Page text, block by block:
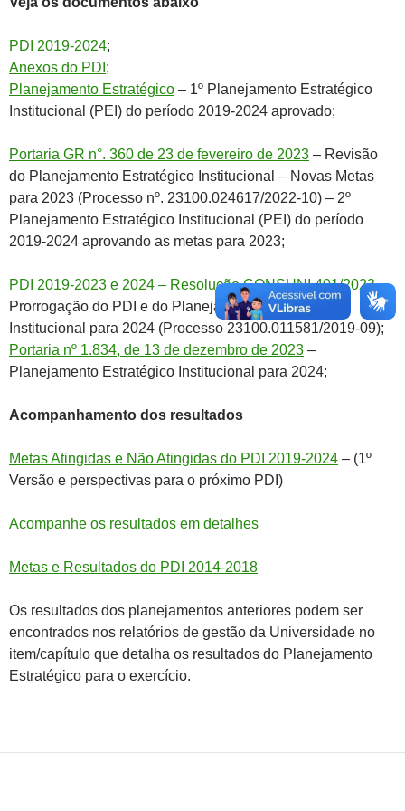
PDI 2019-2024;
Anexos do PDI ;
Planejamento Estratégico – 1º Planejamento Estratégico
Institucional (PEI) do período 2019-2024 aprovado;
Portaria GR n°. 360 de 23 de fevereiro de 2023 – Revisão
do Planejamento Estratégico Institucional – Novas Metas
para 2023 (Processo nº. 23100.024617/2022-10) – 2º
Planejamento Estratégico Institucional (PEI) do período
2019-2024 aprovando as metas para 2023;
PDI 2019-2023 e 2024 – Resolução CONSUNI 401/2023–
Prorrogação do PDI e do Planejamento Estratégico
Institucional para 2024 (Processo 23100.011581/2019-09);
Portaria nº 1.834, de 13 de dezembro de 2023 –
Planejamento Estratégico Institucional para 2024;
Acompanhamento dos resultados
Metas Atingidas e Não Atingidas do PDI 2019-2024 – (1º
Versão e perspectivas para o próximo PDI)
Acompanhe os resultados em detalhes
Metas e Resultados do PDI 2014-2018
Os resultados dos planejamentos anteriores podem ser
encontrados nos relatórios de gestão da Universidade no
item/capítulo que detalha os resultados do Planejamento
Estratégico para o exercício.